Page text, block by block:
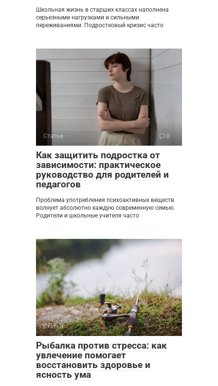
Школьная жизнь в старших классах наполнена
серьезными нагрузками и сильными
переживаниями. Подростковый кризис часто
Статьи 0
Как защитить подростка от
зависимости: практическое
руководство для родителей и
педагогов
Проблема употребления психоактивных веществ
волнует абсолютно каждую современную семью.
Родители и школьные учителя часто
Статьи 0
Рыбалка против стресса: как
увлечение помогает
восстановить здоровье и
ясность ума